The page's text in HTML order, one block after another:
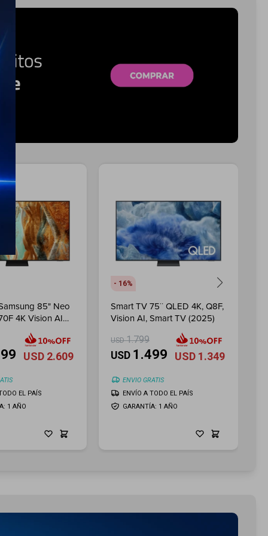
85" Neo
4K Vision AI
USD 2.609
1 AÑO
EL PAÍS
16
Smart TV 75¨ QLED 4K, Q8F,
Vision AI, Smart TV (2025)
USD 1.799
USD 1.499 USD 1.349
ENVIO GRATIS
GARANTÍA: 1 AÑO
ENVÍO A TODO EL PAÍS